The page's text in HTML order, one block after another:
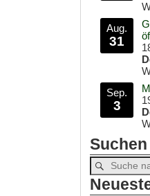
Aug.
31
Sep.
3
Suchen